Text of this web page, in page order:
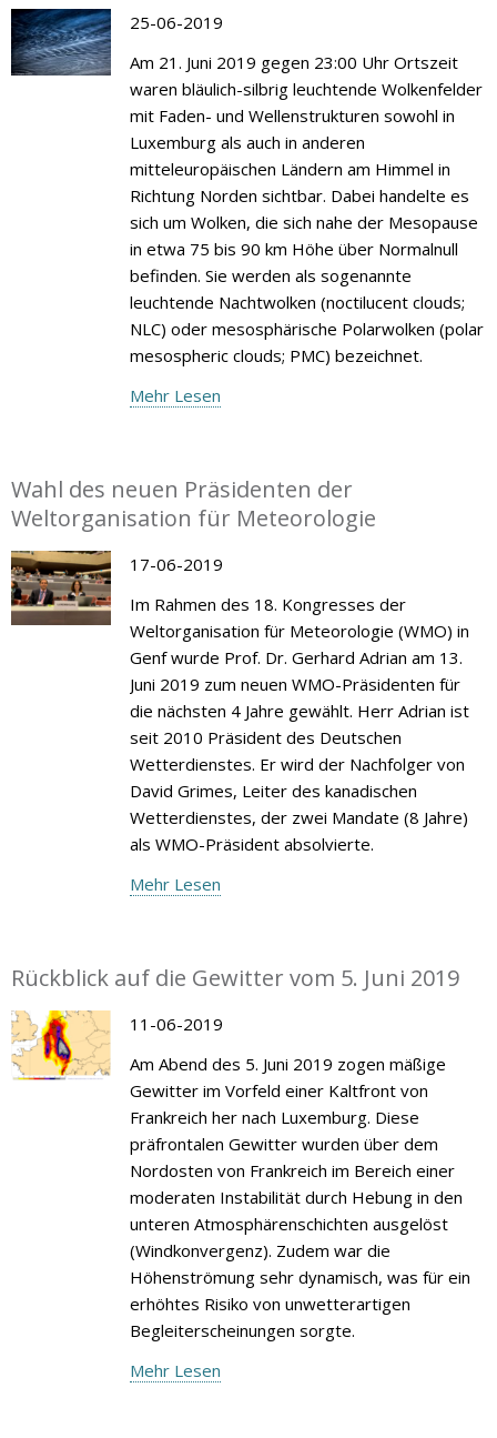
25-06-2019
Am 21. Juni 2019 gegen 23:00 Uhr Ortszeit
waren bläulich-silbrig leuchtende Wolkenfelder
mit Faden- und Wellenstrukturen sowohl in
Luxemburg als auch in anderen
mitteleuropäischen Ländern am Himmel in
Richtung Norden sichtbar. Dabei handelte es
sich um Wolken, die sich nahe der Mesopause
in etwa 75 bis 90 km Höhe über Normalnull
befinden. Sie werden als sogenannte
leuchtende Nachtwolken (noctilucent clouds;
NLC) oder mesosphärische Polarwolken (polar
mesospheric clouds; PMC) bezeichnet.
Mehr Lesen
Wahl des neuen Präsidenten der
Weltorganisation für Meteorologie
17-06-2019
Im Rahmen des 18. Kongresses der
Weltorganisation für Meteorologie (WMO) in
Genf wurde Prof. Dr. Gerhard Adrian am 13.
Juni 2019 zum neuen WMO-Präsidenten für
die nächsten 4 Jahre gewählt. Herr Adrian ist
seit 2010 Präsident des Deutschen
Wetterdienstes. Er wird der Nachfolger von
David Grimes, Leiter des kanadischen
Wetterdienstes, der zwei Mandate (8 Jahre)
als WMO-Präsident absolvierte.
Mehr Lesen
Rückblick auf die Gewitter vom 5. Juni 2019
11-06-2019
Am Abend des 5. Juni 2019 zogen mäßige
Gewitter im Vorfeld einer Kaltfront von
Frankreich her nach Luxemburg. Diese
präfrontalen Gewitter wurden über dem
Nordosten von Frankreich im Bereich einer
moderaten Instabilität durch Hebung in den
unteren Atmosphärenschichten ausgelöst
(Windkonvergenz). Zudem war die
Höhenströmung sehr dynamisch, was für ein
erhöhtes Risiko von unwetterartigen
Begleiterscheinungen sorgte.
Mehr Lesen